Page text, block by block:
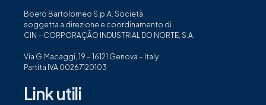
Boero Bartolomeo S.p.A. Società
soggetta a direzione e coordinamento di
CIN – CORPORAÇÃO INDUSTRIAL DO NORTE, S.A.
Via G.Macaggi, 19 – 16121 Genova – Italy
Partita IVA 00267120103
Link utili